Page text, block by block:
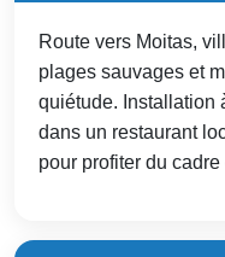
Route vers Moitas,
plages sauvages et
quiétude. Installation
dans un restaurant
pour profiter du